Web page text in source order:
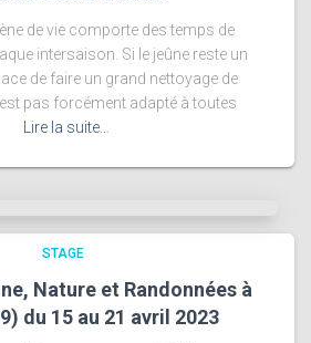
de vie comporte des temps de
intersaison. Si le jeûne reste un
de faire un grand nettoyage de
pas forcément adapté à toutes
Lire la suite…
STAGE
Nature et Randonnées à
du 15 au 21 avril 2023